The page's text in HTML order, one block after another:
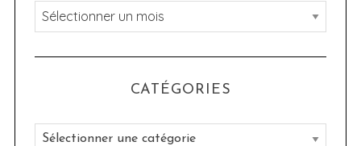
A
r
c
v
CATÉGORIES
C